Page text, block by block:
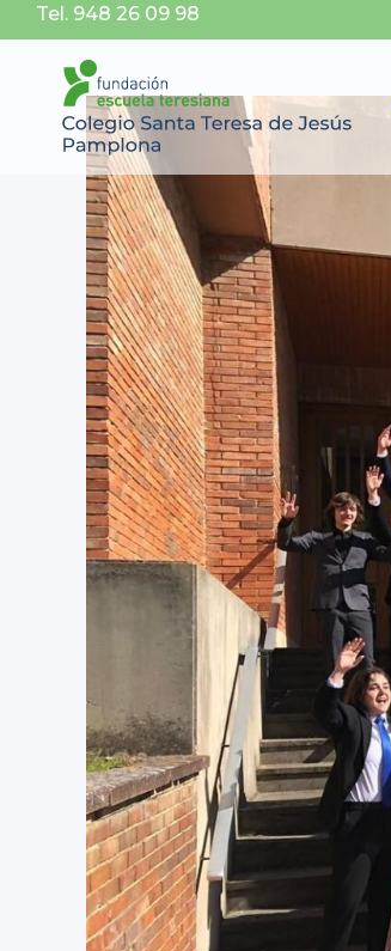
Tel. 948 26 09 98